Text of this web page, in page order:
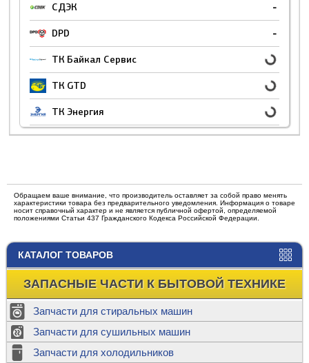
КАТАЛОГ ТОВАРОВ
ЗАПАСНЫЕ ЧАСТИ К БЫТОВОЙ ТЕХНИКЕ
Запчасти для стиральных машин
Запчасти для сушильных машин
Запчасти для холодильников
СДЭК -
DPD -
ТК Байкал Сервис
ТК GTD
ТК Энергия
Обращаем ваше внимание, что производитель оставляет за собой право менять
характеристики товара без предварительного уведомления. Информация о товаре
носит справочный характер и не является публичной офертой, определяемой
положениями Статьи 437 Гражданского Кодекса Российской Федерации.